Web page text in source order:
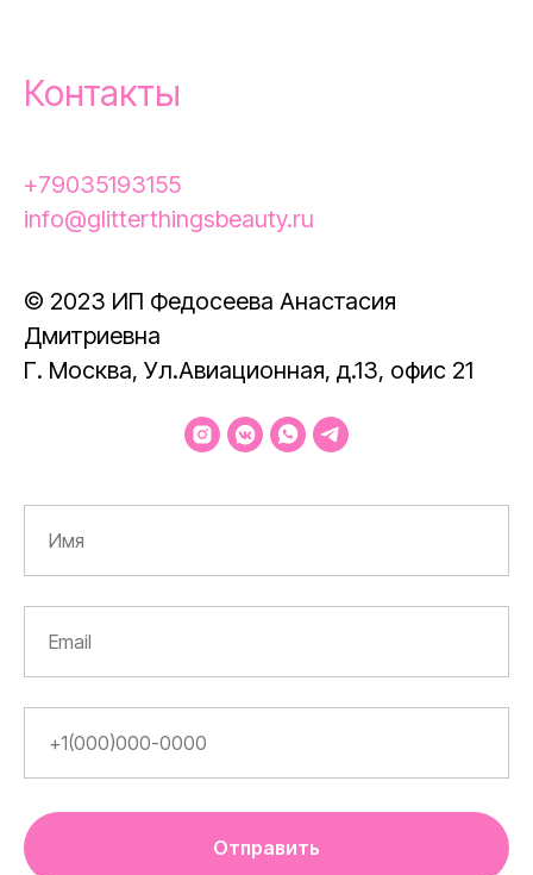
Контакты
+79035193155
info@glitterthingsbeauty.ru
© 2023 ИП Федосеева Анастасия
Дмитриевна
Г. Москва, Ул.Авиационная, д.13, офис 21
Отправить